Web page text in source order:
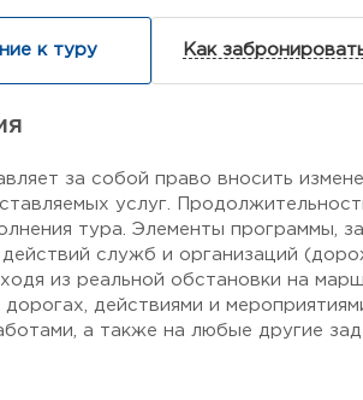
к туру Как
за собой право вносить
услуг.
тура. Элементы программы,
действий служб и организаций
из реальной обстановки на
действиями и
а также на любые другие